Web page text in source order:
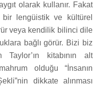
olarak kullanır. Fakat
bir lengüistik ve kültürel
veya kendilik bilinci dile
bağlı görür. Bizi biz
kitabının alt
olduğu “İnsanın
dikkate alınması